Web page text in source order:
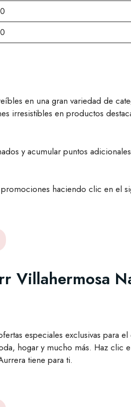
en una gran variedad de
irresistibles en productos
y acumular puntos
haciendo clic en el
Villahermosa
especiales exclusivas para el
hogar y mucho más. Haz clic
tiene para ti.